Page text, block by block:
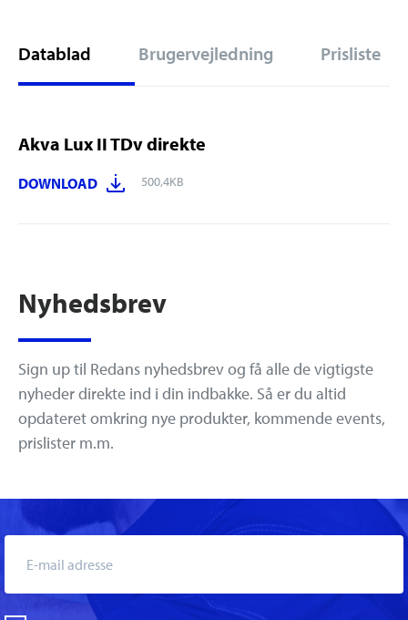
Datablad Brugervejledning Prisliste
Akva Lux II TDv direkte
DOWNLOAD 500,4KB
Nyhedsbrev
Sign up til Redans nyhedsbrev og få alle de vigtigste
nyheder direkte ind i din indbakke. Så er du altid
opdateret omkring nye produkter, kommende events,
prislister m.m.